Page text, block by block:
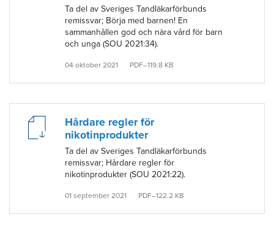
Ta del av Sveriges Tandläkarförbunds
remissvar; Börja med barnen! En
sammanhållen god och nära vård för barn
och unga (SOU 2021:34).
04 oktober 2021 PDF–119.8 KB
Hårdare regler för
nikotinprodukter
Ta del av Sveriges Tandläkarförbunds
remissvar; Hårdare regler för
nikotinprodukter (SOU 2021:22).
01 september 2021 PDF–122.2 KB